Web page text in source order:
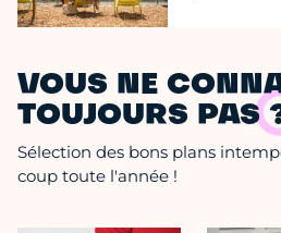
VOUS NE
TOUJOURS PAS
Sélection des bons plans
coup toute l'année !